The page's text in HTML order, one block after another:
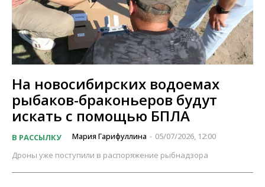
На новосибирских водоемах
рыбаков-браконьеров будут
искать с помощью БПЛА
В РАССЫЛКУ Мария Гарифуллина - 05/07/2026, 12:00
Дроны уже поступили в распоряжение рыбнадзора